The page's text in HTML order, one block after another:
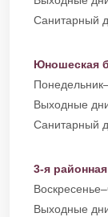
Санитарный
Юношеская
Выходные
Санитарный
3-я
Выходные